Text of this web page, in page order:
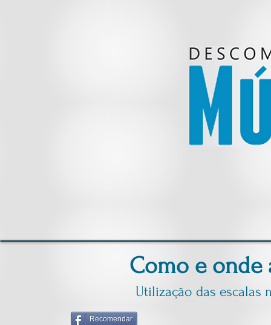
Recomendar
Utilização das
Como e onde